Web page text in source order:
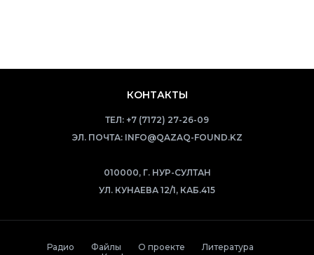
КОНТАКТЫ
ТЕЛ: +7 (7172) 27-26-09
ЭЛ. ПОЧТА: INFO@QAZAQ-FOUND.KZ
010000, Г. НУР-СУЛТАН
УЛ. КУНАЕВА 12/1, КАБ.415
Радио Файлы О проекте
Литература